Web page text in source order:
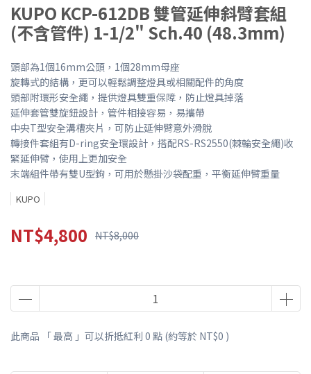
KUPO KCP-612DB 雙管延伸斜臂套組
(不含管件) 1-1/2" Sch.40 (48.3mm)
頭部為1個16mm公頭，1個28mm母座
旋轉式的結構，更可以輕鬆調整燈具或相關配件的角度
頭部附環形安全繩，提供燈具雙重保障，防止燈具掉落
延伸套管雙旋鈕設計，管件相接容易，易攜帶
中央T型安全溝槽夾片，可防止延伸臂意外滑脫
轉接件套組有D-ring安全環設計，搭配RS-RS2550(棘輪安全繩)收
緊延伸臂，使用上更加安全
末端組件帶有雙U型鉤，可用於懸掛沙袋配重，平衡延伸臂重量
KUPO
NT$4,800 NT$8,000
此商品 「 最高 」可以折抵紅利 0 點 (約等於 NT$0 )